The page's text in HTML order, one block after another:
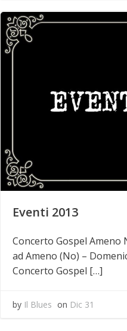
Eventi 2013
Concerto Gospel Ameno
ad Ameno (No) –
Concerto Gospel […]
by Il Blues on Dic 31